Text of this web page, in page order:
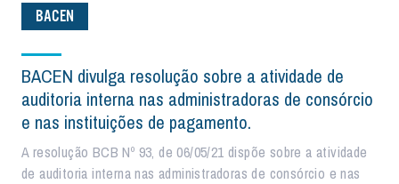
BACEN
BACEN divulga resolução sobre a atividade de
auditoria interna nas administradoras de consórcio
e nas instituições de pagamento.
A resolução BCB Nº 93, de 06/05/21 dispõe sobre a atividade
de auditoria interna nas administradoras de consórcio e nas